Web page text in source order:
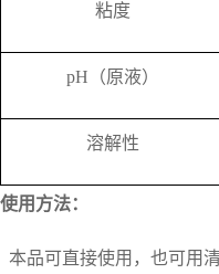
粘度
pH （原液）
溶解性
使用方法：
本品可直接使用，也可用